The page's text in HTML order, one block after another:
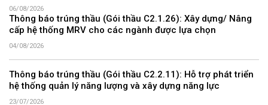
06/08/2026
Thông báo trúng thầu (Gói thầu C2.1.26): Xây dựng/ Nâng
cấp hệ thống MRV cho các ngành được lựa chọn
04/08/2026
Thông báo trúng thầu (Gói thầu C2.2.11): Hỗ trợ phát triển
hệ thống quản lý năng lượng và xây dựng năng lực
23/07/2026